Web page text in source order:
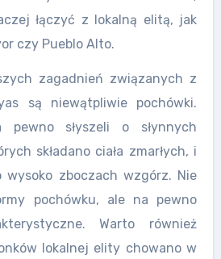
łączyć z lokalną elitą, jak
czy Pueblo Alto.
zagadnień związanych z
są niewątpliwie pochówki.
pewno słyszeli o słynnych
składano ciała zmarłych, i
wysoko zboczach wzgórz. Nie
pochówku, ale na pewno
Warto również
lokalnej elity chowano w